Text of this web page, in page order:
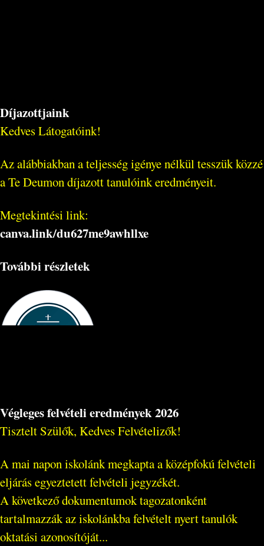
Díjazottjaink
Kedves Látogatóink!
Az alábbiakban a teljesség igénye nélkül tesszük közzé
a Te Deumon díjazott tanulóink eredményeit.
Megtekintési link:
canva.link/du627me9awhllxe
További részletek
Végleges felvételi eredmények 2026
Tisztelt Szülők, Kedves Felvételizők!
A mai napon iskolánk megkapta a középfokú felvételi
eljárás egyeztetett felvételi jegyzékét.
A következő dokumentumok tagozatonként
tartalmazzák az iskolánkba felvételt nyert tanulók
oktatási azonosítóját...